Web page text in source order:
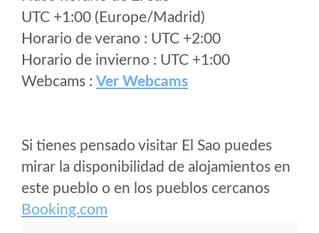
UTC +1:00 (Europe/Madrid)
Horario de verano : UTC +2:00
Horario de invierno : UTC +1:00
Webcams : Ver Webcams
Si tienes pensado visitar El Sao puedes
mirar la disponibilidad de alojamientos en
este pueblo o en los pueblos cercanos
Booking.com